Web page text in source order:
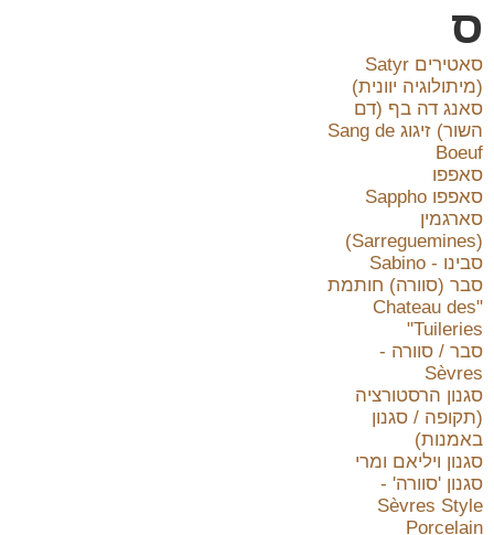
ס
סאטירים Satyr
(מיתולוגיה יוונית)
סאנג דה בף (דם
השור) זיגוג Sang de
Boeuf
סאפפו
סאפפו Sappho
סארגמין
(Sarreguemines)
סבינו - Sabino
סבר (סוורה) חותמת
"Chateau des
Tuileries"
סבר / סוורה -
Sèvres
סגנון הרסטורציה
(תקופה / סגנון
באמנות)
סגנון ויליאם ומרי
סגנון 'סוורה' -
Sèvres Style
Porcelain